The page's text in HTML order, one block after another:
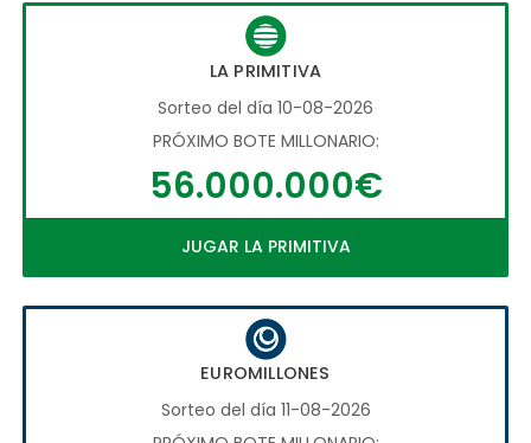
LA PRIMITIVA
Sorteo del día 10-08-2026
PRÓXIMO BOTE MILLONARIO:
56.000.000€
JUGAR LA PRIMITIVA
EUROMILLONES
Sorteo del día 11-08-2026